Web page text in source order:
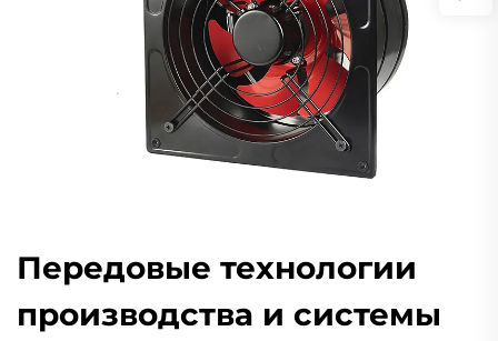
Передовые технологии
производства и системы